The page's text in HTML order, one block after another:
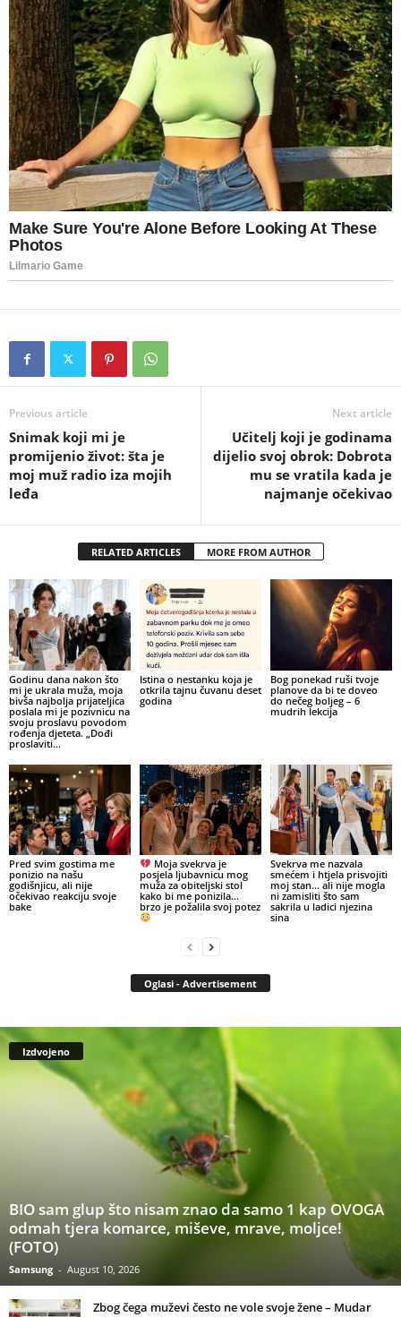
Previous article
Snimak koji mi je
promijenio život: šta je
moj muž radio iza mojih
leđa
Next article
Učitelj koji je godinama
dijelio svoj obrok: Dobrota
mu se vratila kada je
najmanje očekivao
RELATED ARTICLES MORE FROM AUTHOR
Godinu dana nakon što
mi je ukrala muža, moja
bivša najbolja prijateljica
poslala mi je pozivnicu na
svoju proslavu povodom
rođenja djeteta. „Dođi
proslaviti...
Istina o nestanku koja je
otkrila tajnu čuvanu deset
godina
Bog ponekad ruši tvoje
planove da bi te doveo
do nečeg boljeg – 6
mudrih lekcija
Pred svim gostima me
ponizio na našu
godišnjicu, ali nije
očekivao reakciju svoje
bake
Moja svekrva je
posjela ljubavnicu mog
muža za obiteljski stol
kako bi me ponizila…
brzo je požalila svoj potez
Svekrva me nazvala
smećem i htjela prisvojiti
moj stan… ali nije mogla
ni zamisliti što sam
sakrila u ladici njezina
sina
Oglasi - Advertisement
Izdvojeno
BIO sam glup što nisam znao da samo 1 kap OVOGA
odmah tjera komarce, miševe, mrave, moljce!
(FOTO)
Samsung - August 10, 2026
Zbog čega muževi često ne vole svoje žene – Mudar